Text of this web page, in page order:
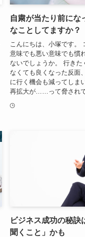
自粛が当たり前にな
なことしてますか？
こんにちは、小塚です。
意味でも悪い意味でも慣
ないでしょうか。 行きた
なくても良くなった反面
に行く機会も減ってしま
再拡大が……って脅され
ビジネス成功の秘訣
聞くこと」かも